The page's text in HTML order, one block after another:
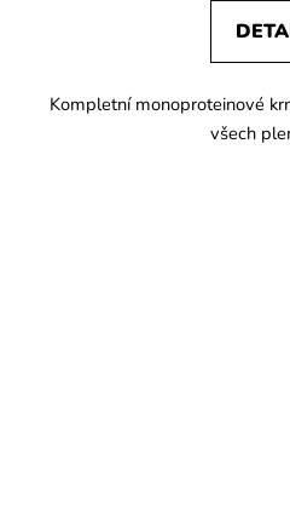
Kompletní monoproteinové
všech